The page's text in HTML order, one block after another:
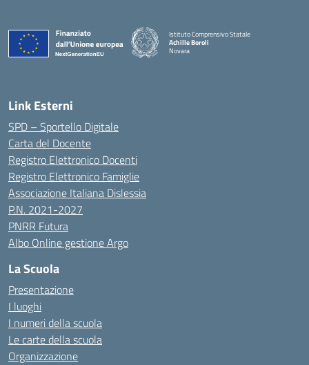
Istituto Comprensivo Statale
Achille Boroli
Novara
Link Esterni
SPD – Sportello Digitale
Carta del Docente
Registro Elettronico Docenti
Registro Elettronico Famiglie
Associazione Italiana Dislessia
P.N. 2021-2027
PNRR Futura
Albo Online gestione Argo
La Scuola
Presentazione
I luoghi
I numeri della scuola
Le carte della scuola
Organizzazione